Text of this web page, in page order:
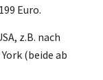
Euro.
z.B. nach
(beide ab